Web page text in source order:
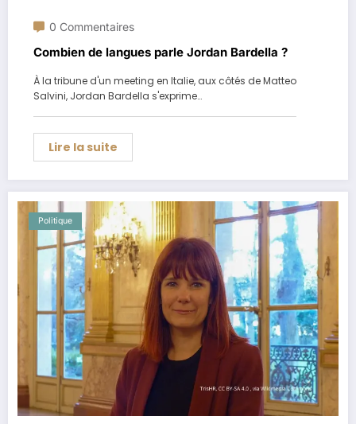
0 Commentaires
Combien de langues parle Jordan Bardella ?
À la tribune d'un meeting en Italie, aux côtés de Matteo
Salvini, Jordan Bardella s'exprime…
Lire la suite
Politique